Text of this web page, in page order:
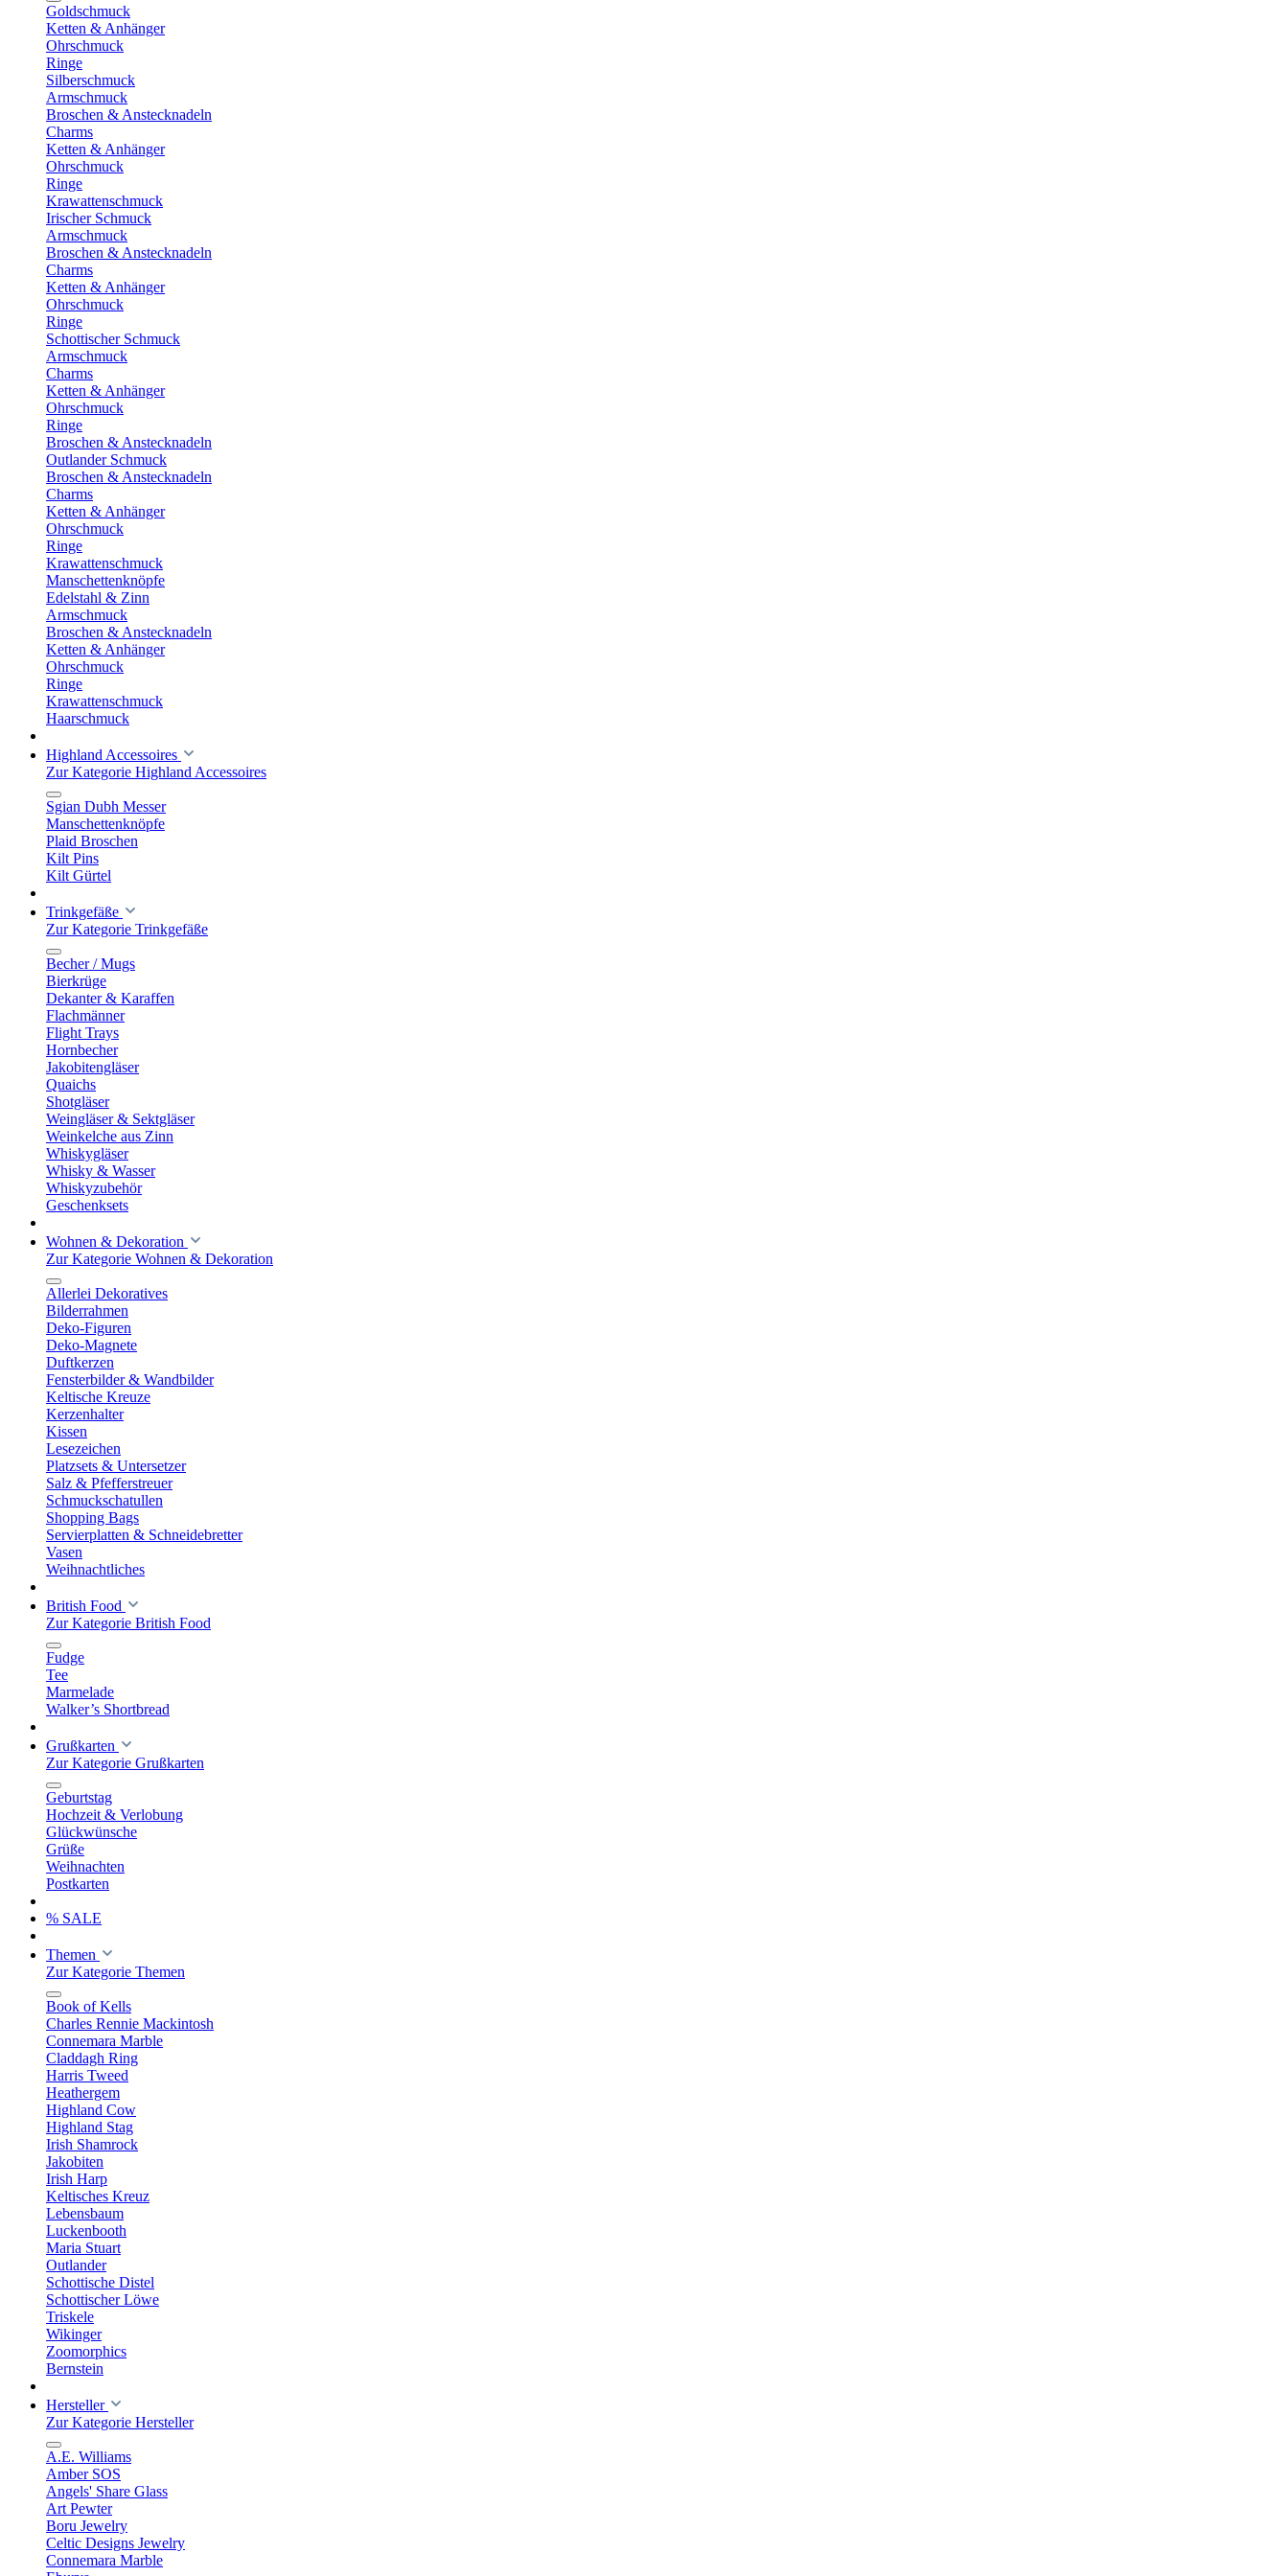
Goldschmuck
Ketten & Anhänger
Ohrschmuck
Ringe
Silberschmuck
Armschmuck
Broschen & Anstecknadeln
Charms
Ketten & Anhänger
Ohrschmuck
Ringe
Krawattenschmuck
Irischer Schmuck
Armschmuck
Broschen & Anstecknadeln
Charms
Ketten & Anhänger
Ohrschmuck
Ringe
Schottischer Schmuck
Armschmuck
Charms
Ketten & Anhänger
Ohrschmuck
Ringe
Broschen & Anstecknadeln
Outlander Schmuck
Broschen & Anstecknadeln
Charms
Ketten & Anhänger
Ohrschmuck
Ringe
Krawattenschmuck
Manschettenknöpfe
Edelstahl & Zinn
Armschmuck
Broschen & Anstecknadeln
Ketten & Anhänger
Ohrschmuck
Ringe
Krawattenschmuck
Haarschmuck
Highland Accessoires
Zur Kategorie Highland Accessoires
Sgian Dubh Messer
Manschettenknöpfe
Plaid Broschen
Kilt Pins
Kilt Gürtel
Trinkgefäße
Zur Kategorie Trinkgefäße
Becher / Mugs
Bierkrüge
Dekanter & Karaffen
Flachmänner
Flight Trays
Hornbecher
Jakobitengläser
Quaichs
Shotgläser
Weingläser & Sektgläser
Weinkelche aus Zinn
Whiskygläser
Whisky & Wasser
Whiskyzubehör
Geschenksets
Wohnen & Dekoration
Zur Kategorie Wohnen & Dekoration
Allerlei Dekoratives
Bilderrahmen
Deko-Figuren
Deko-Magnete
Duftkerzen
Fensterbilder & Wandbilder
Keltische Kreuze
Kerzenhalter
Kissen
Lesezeichen
Platzsets & Untersetzer
Salz & Pfefferstreuer
Schmuckschatullen
Shopping Bags
Servierplatten & Schneidebretter
Vasen
Weihnachtliches
British Food
Zur Kategorie British Food
Fudge
Tee
Marmelade
Walker’s Shortbread
Grußkarten
Zur Kategorie Grußkarten
Geburtstag
Hochzeit & Verlobung
Glückwünsche
Grüße
Weihnachten
Postkarten
% SALE
Themen
Zur Kategorie Themen
Book of Kells
Charles Rennie Mackintosh
Connemara Marble
Claddagh Ring
Harris Tweed
Heathergem
Highland Cow
Highland Stag
Irish Shamrock
Jakobiten
Irish Harp
Keltisches Kreuz
Lebensbaum
Luckenbooth
Maria Stuart
Outlander
Schottische Distel
Schottischer Löwe
Triskele
Wikinger
Zoomorphics
Bernstein
Hersteller
Zur Kategorie Hersteller
A.E. Williams
Amber SOS
Angels' Share Glass
Art Pewter
Boru Jewelry
Celtic Designs Jewelry
Connemara Marble